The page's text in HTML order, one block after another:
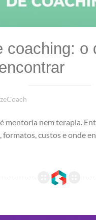
coaching: o
mentoria nem terapia.
formatos, custos e onde
8 dilemas éticos que todo coach vai enfrentar (e como resolver cada um sem perder o cliente